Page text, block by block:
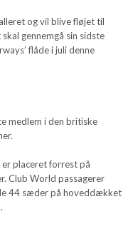
og vil blive fløjet til
gennemgå sin sidste
flåde i juli denne
medlem i den britiske
er placeret forrest på
Club World passagerer
44 sæder på hoveddækket